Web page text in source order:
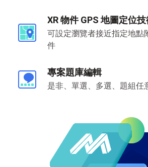
XR 物件 GPS 地圖定位
可設定瀏覽者接近指定地點
件
專案題庫編輯
是非、單選、多選、題組任